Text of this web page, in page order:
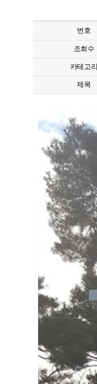
번호
조회수
카테고
제목